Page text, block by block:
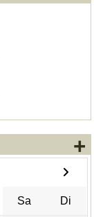
Sa Di
+